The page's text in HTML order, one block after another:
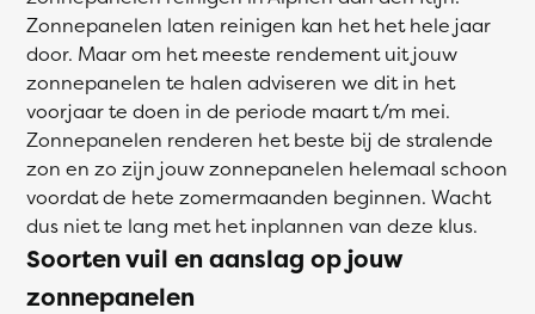
Zonnepanelen laten reinigen kan het het hele jaar
door. Maar om het meeste rendement uit jouw
zonnepanelen te halen adviseren we dit in het
voorjaar te doen in de periode maart t/m mei.
Zonnepanelen renderen het beste bij de stralende
zon en zo zijn jouw zonnepanelen helemaal schoon
voordat de hete zomermaanden beginnen. Wacht
dus niet te lang met het inplannen van deze klus.
Soorten vuil en aanslag op jouw
zonnepanelen